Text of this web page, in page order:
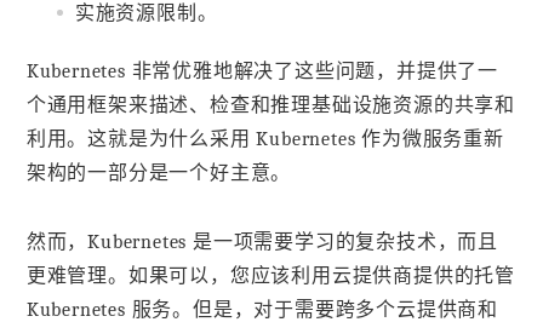
实施资源限制。
Kubernetes 非常优雅地解决了这些问题，并提供了一
个通用框架来描述、检查和推理基础设施资源的共享和
利用。这就是为什么采用 Kubernetes 作为微服务重新
架构的一部分是一个好主意。
然而，Kubernetes 是一项需要学习的复杂技术，而且
更难管理。如果可以，您应该利用云提供商提供的托管
Kubernetes 服务。但是，对于需要跨多个云提供商和